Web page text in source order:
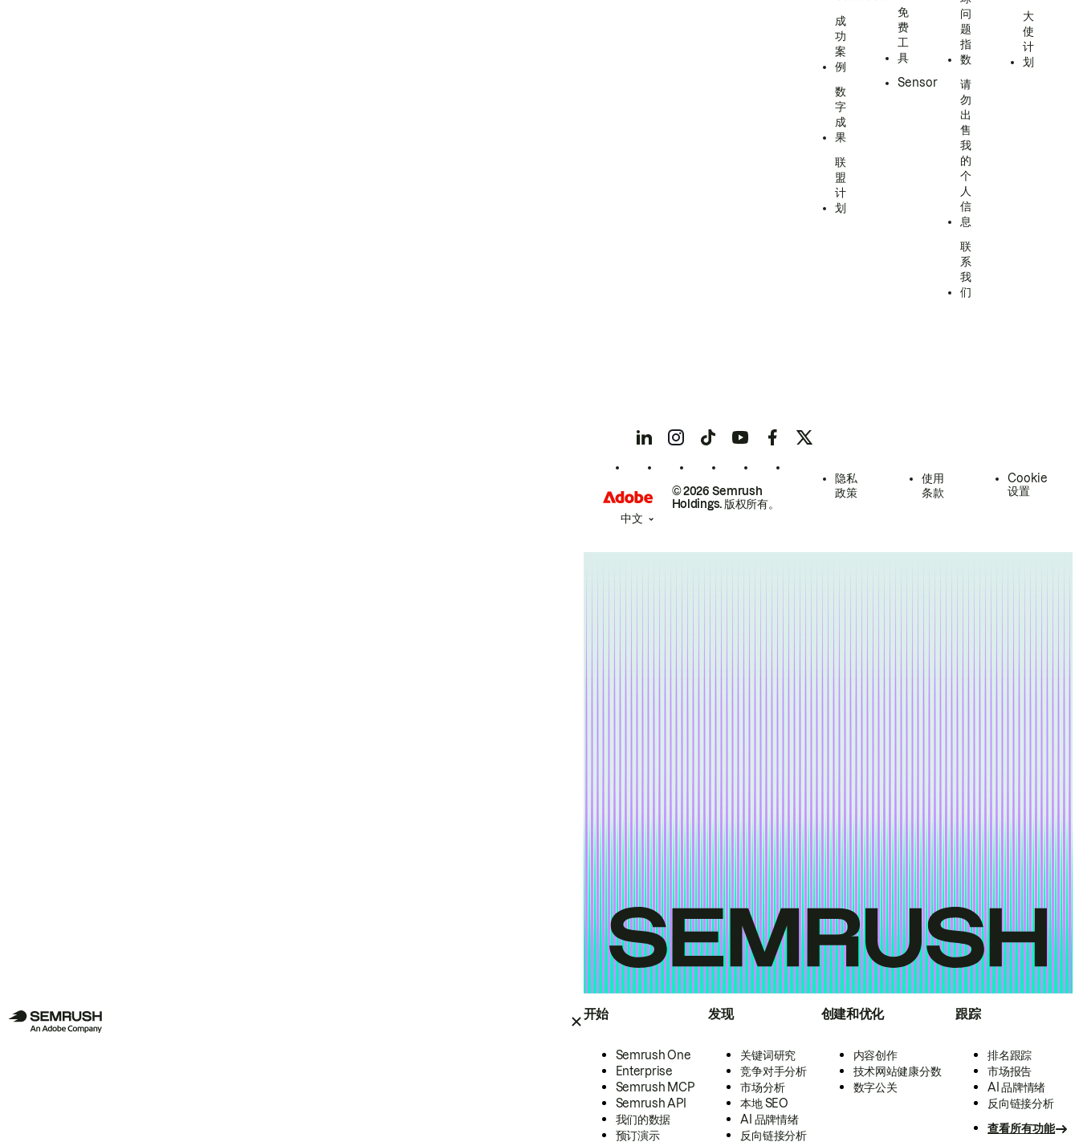
开始
Semrush One
Enterprise
Semrush MCP
Semrush API
我们的数据
预订演示
发现
关键词研究
竞争对手分析
市场分析
本地 SEO
AI 品牌情绪
反向链接分析
创建和优化
内容创作
技术网站健康分数
数字公关
跟踪
排名跟踪
市场报告
AI 品牌情绪
反向链接分析
查看所有功能
成
功
案
例
数
字
成
果
联
盟
计
划
免
费
工
具
Sensor
问
题
指
数
请
勿
出
售
我
的
个
人
信
息
联
系
我
们
大
使
计
划
© 2026 Semrush
Holdings. 版权所有。
隐私
政策
使用
条款
Cookie
设置
中文